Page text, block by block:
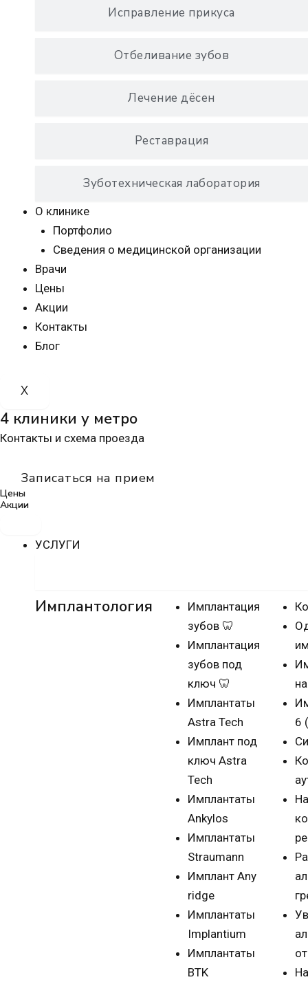
Исправление прикуса
Отбеливание зубов
Лечение дёсен
Реставрация
Зуботехническая лаборатория
О клинике
Портфолио
Сведения о медицинской организации
Врачи
Цены
Акции
Контакты
Блог
X
4 клиники у метро
Контакты и схема проезда
Записаться на прием
Цены
Акции
УСЛУГИ
Имплантология
Имплантация
зубов 🦷
Имплантация
зубов под
ключ 🦷
Имплантаты
Astra Tech
Имплант под
ключ Astra
Tech
Имплантаты
Ankylos
Имплантаты
Straumann
Имплант Any
ridge
Имплантаты
Implantium
Имплантаты
BTK
6